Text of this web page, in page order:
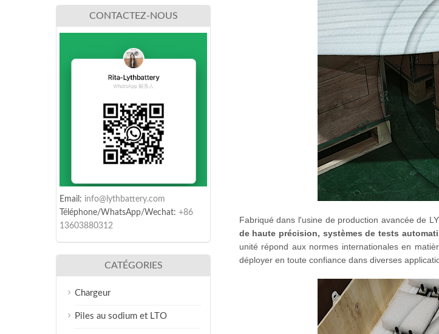
Fabriqué dans l'usine de production avancée de
de haute précision, systèmes de tests
unité répond aux normes internationales en
déployer en toute confiance dans diverses
CONTACTEZ-NOUS
Email: info@lythbattery.com
Téléphone/WhatsApp/Wechat: +86
13603880312
CATÉGORIES
Chargeur
Piles au sodium et LTO